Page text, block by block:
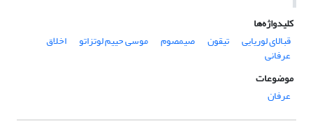
کلیدواژه‌ها
قبالای لوریایی
تیقون صیمصوم موسی حییم لوتزاتو اخلاق
عرفانی
موضوعات
عرفان